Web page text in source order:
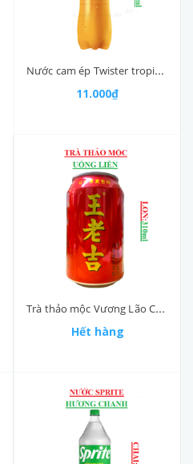
Nước cam ép Twister tropicana chai (420-:-450)ml
11.000₫
Trà thảo mộc Vương Lão Cát WALOVI lon 310m
Hết hàng